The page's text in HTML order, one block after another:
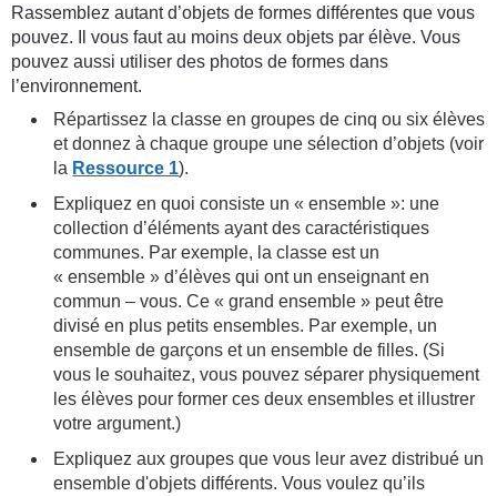
Rassemblez autant d’objets de formes différentes que vous
pouvez. Il vous faut au moins deux objets par élève. Vous
pouvez aussi utiliser des photos de formes dans
l’environnement.
Répartissez la classe en groupes de cinq ou six élèves
et donnez à chaque groupe une sélection d’objets (voir
la Ressource 1).
Expliquez en quoi consiste un « ensemble »: une
collection d’éléments ayant des caractéristiques
communes. Par exemple, la classe est un
« ensemble » d’élèves qui ont un enseignant en
commun – vous. Ce « grand ensemble » peut être
divisé en plus petits ensembles. Par exemple, un
ensemble de garçons et un ensemble de filles. (Si
vous le souhaitez, vous pouvez séparer physiquement
les élèves pour former ces deux ensembles et illustrer
votre argument.)
Expliquez aux groupes que vous leur avez distribué un
ensemble d'objets différents. Vous voulez qu’ils